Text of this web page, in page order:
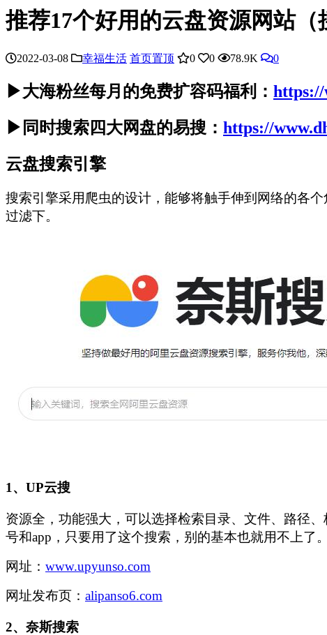
推荐17个好用的云盘资源网站（
2022-03-08 幸福生活 首页置顶 0 0 78.9K 0
▶大海粉丝每月的免费扩容码福利： https://
▶同时搜索四大网盘的易搜： https://
云盘搜索引擎
搜索引擎采用爬虫的设计，能够将触手伸到网络的各
过滤下。
1、 UP云搜
资源全，功能强大，可以选择检索目录、文件、路径
号和app，只要用了这个搜索，别的基本也就用不上了。
网址： www.upyunso.com
网址发布页： alipanso6.com
2、 奈斯搜索